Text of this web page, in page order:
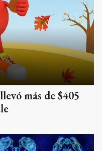
más de $405